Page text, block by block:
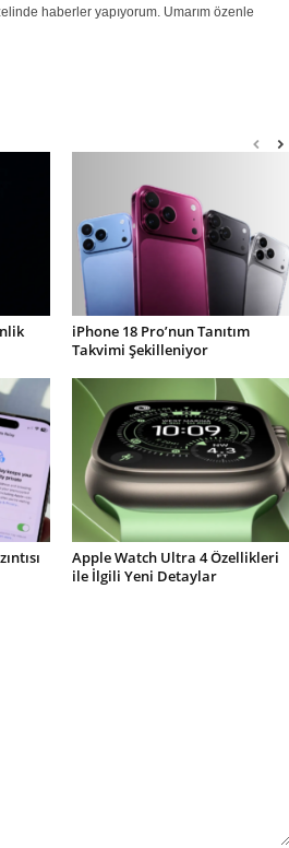
haberler yapıyorum. Umarım özenle
iPhone 18 Pro’nun Tanıtım
Takvimi Şekilleniyor
Apple Watch Ultra 4 Özellikleri
ile İlgili Yeni Detaylar